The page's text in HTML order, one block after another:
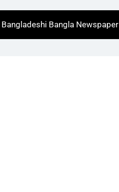
Bangladeshi Bangla Newspaper